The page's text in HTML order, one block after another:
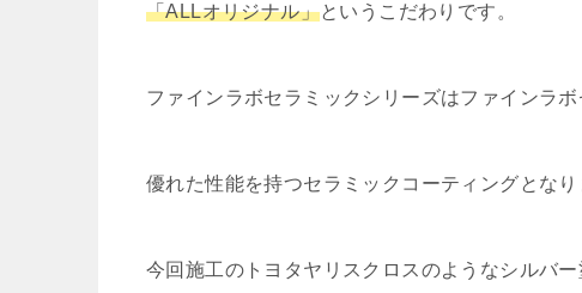
「ALLオリジナル」というこだわりです。
ファインラボセラミックシリーズはファインラ
優れた性能を持つセラミックコーティングとな
今回施工のトヨタヤリスクロスのようなシルバー